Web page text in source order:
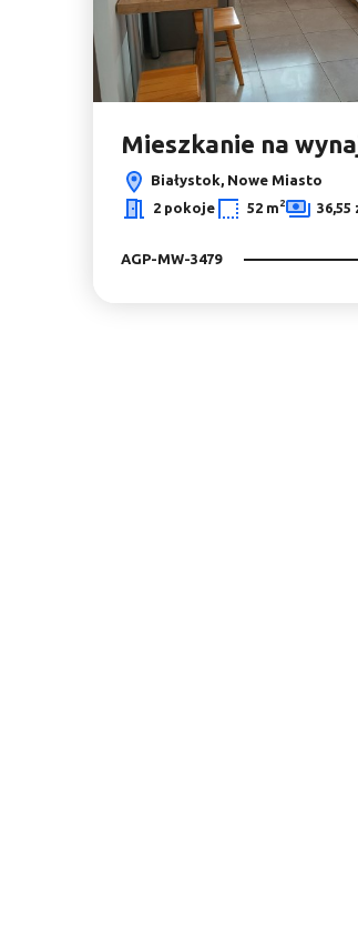
Mieszkanie na
Białystok, Nowe Miasto
2 pokoje
52 m2 36,55
AGP-MW-3479